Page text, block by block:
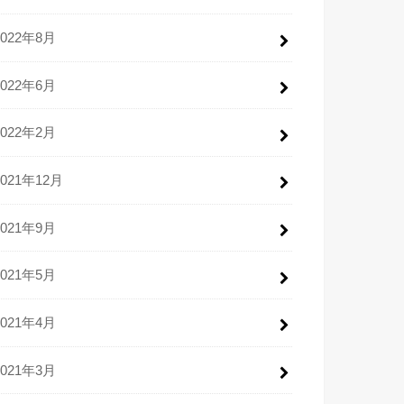
年8月
年6月
年2月
年12月
年9月
年5月
年4月
年3月